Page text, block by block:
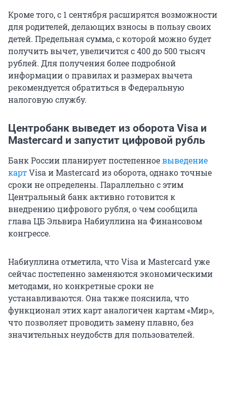
Кроме того, с 1 сентября расширятся возможности
для родителей, делающих взносы в пользу своих
детей. Предельная сумма, с которой можно будет
получить вычет, увеличится с 400 до 500 тысяч
рублей. Для получения более подробной
информации о правилах и размерах вычета
рекомендуется обратиться в Федеральную
налоговую службу.
Центробанк выведет из оборота Visa и
Mastercard и запустит цифровой рубль
Банк России планирует постепенноевыведение
картVisa и Mastercard из оборота, однако точные
сроки не определены. Параллельно с этим
Центральный банк активно готовится к
внедрению цифрового рубля, о чем сообщила
глава ЦБ Эльвира Набиуллина на Финансовом
конгрессе.
Набиуллина отметила, что Visa и Mastercard уже
сейчас постепенно заменяются экономическими
методами, но конкретные сроки не
устанавливаются. Она также пояснила, что
функционал этих карт аналогичен картам «Мир»,
что позволяет проводить замену плавно, без
значительных неудобств для пользователей.